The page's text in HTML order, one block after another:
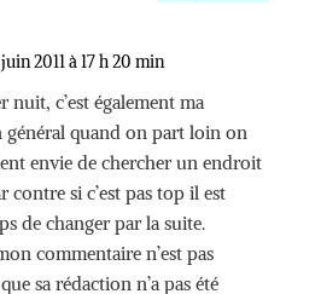
2011 à 17 h 20 min
nuit, c’est également ma
général quand on part loin on
envie de chercher un endroit
contre si c’est pas top il est
de changer par la suite.
commentaire n’est pas
sa rédaction n’a pas été